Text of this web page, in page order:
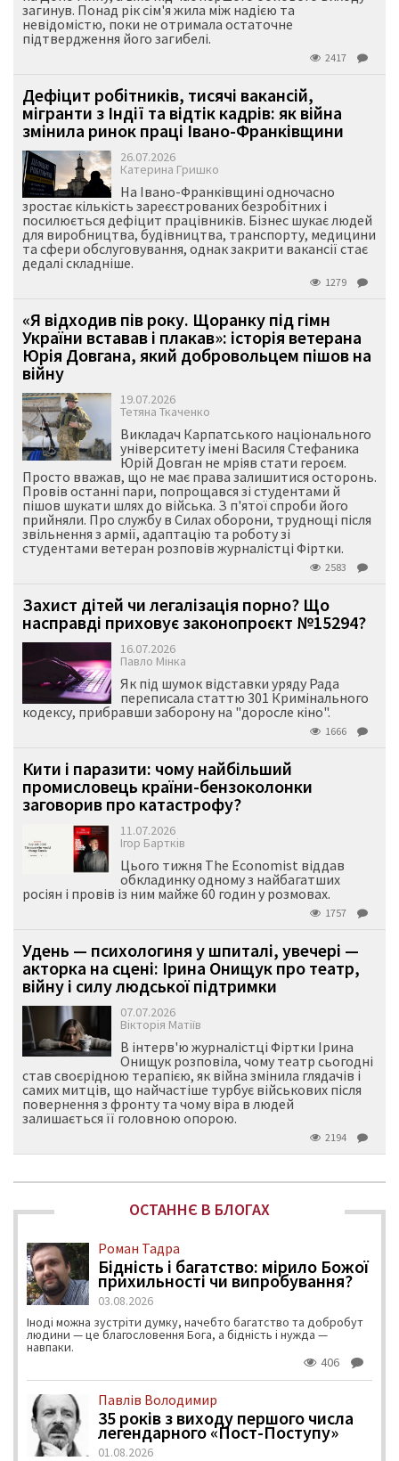
загинув. Понад рік сім'я жила між надією та
невідомістю, поки не отримала остаточне
підтвердження його загибелі.
2417
Дефіцит робітників, тисячі вакансій,
мігранти з Індії та відтік кадрів: як війна
змінила ринок праці Івано-Франківщини
26.07.2026
Катерина Гришко
На Івано-Франківщині одночасно
зростає кількість зареєстрованих безробітних і
посилюється дефіцит працівників. Бізнес шукає людей
для виробництва, будівництва, транспорту, медицини
та сфери обслуговування, однак закрити вакансії стає
дедалі складніше.
1279
«Я відходив пів року. Щоранку під гімн
України вставав і плакав»: історія ветерана
Юрія Довгана, який добровольцем пішов на
війну
19.07.2026
Тетяна Ткаченко
Викладач Карпатського національного
університету імені Василя Стефаника
Юрій Довган не мріяв стати героєм.
Просто вважав, що не має права залишитися осторонь.
Провів останні пари, попрощався зі студентами й
пішов шукати шлях до війська. З п'ятої спроби його
прийняли. Про службу в Силах оборони, труднощі після
звільнення з армії, адаптацію та роботу зі
студентами ветеран розповів журналістці Фіртки.
2583
Захист дітей чи легалізація порно? Що
насправді приховує законопроєкт №15294?
16.07.2026
Павло Мінка
Як під шумок відставки уряду Рада
переписала статтю 301 Кримінального
кодексу, прибравши заборону на "доросле кіно".
1666
Кити і паразити: чому найбільший
промисловець країни-бензоколонки
заговорив про катастрофу?
11.07.2026
Ігор Бартків
Цього тижня The Economist віддав
обкладинку одному з найбагатших
росіян і провів із ним майже 60 годин у розмовах.
1757
Удень — психологиня у шпиталі, увечері —
акторка на сцені: Ірина Онищук про театр,
війну і силу людської підтримки
07.07.2026
Вікторія Матіїв
В інтерв'ю журналістці Фіртки Ірина
Онищук розповіла, чому театр сьогодні
став своєрідною терапією, як війна змінила глядачів і
самих митців, що найчастіше турбує військових після
повернення з фронту та чому віра в людей
залишається її головною опорою.
2194
ОСТАННЄ В БЛОГАХ
Роман Тадра
Бідність і багатство: мірило Божої
прихильності чи випробування?
03.08.2026
Іноді можна зустріти думку, начебто багатство та добробут
людини — це благословення Бога, а бідність і нужда —
навпаки.
406
Павлів Володимир
35 років з виходу першого числа
легендарного «Пост-Поступу»
01.08.2026